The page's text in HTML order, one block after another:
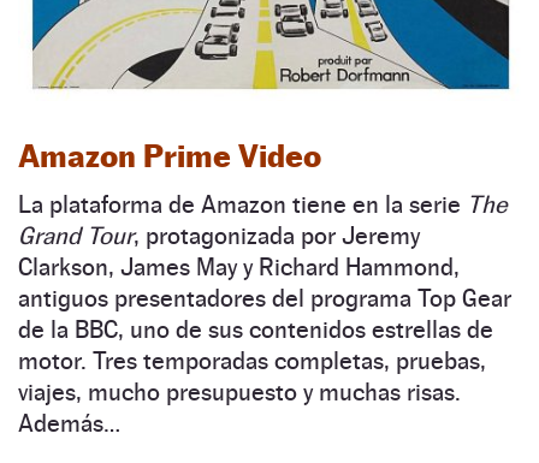
Amazon Prime Video
La plataforma de Amazon tiene en la serie The
Grand Tour, protagonizada por Jeremy
Clarkson, James May y Richard Hammond,
antiguos presentadores del programa Top Gear
de la BBC, uno de sus contenidos estrellas de
motor. Tres temporadas completas, pruebas,
viajes, mucho presupuesto y muchas risas.
Además…